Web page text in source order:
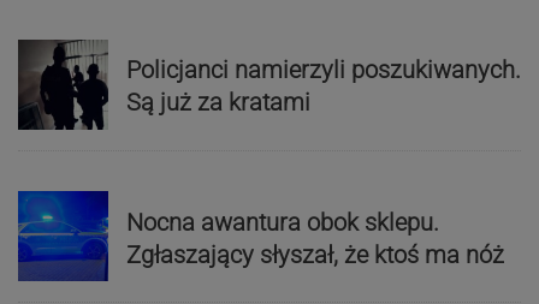
Policjanci namierzyli poszukiwanych.
Są już za kratami
Nocna awantura obok sklepu.
Zgłaszający słyszał, że ktoś ma nóż